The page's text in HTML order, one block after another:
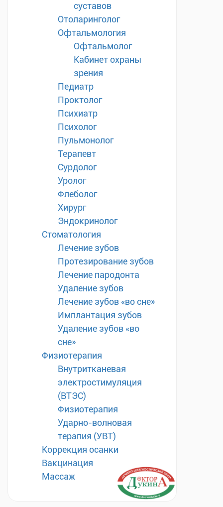
суставов
Отоларинголог
Офтальмология
Офтальмолог
Кабинет охраны
зрения
Педиатр
Проктолог
Психиатр
Психолог
Пульмонолог
Терапевт
Сурдолог
Уролог
Флеболог
Хирург
Эндокринолог
Стоматология
Лечение зубов
Протезирование зубов
Лечение пародонта
Удаление зубов
Лечение зубов «во сне»
Имплантация зубов
Удаление зубов «во
сне»
Физиотерапия
Внутритканевая
электростимуляция
(ВТЭС)
Физиотерапия
Ударно-волновая
терапия (УВТ)
Коррекция осанки
Вакцинация
Массаж